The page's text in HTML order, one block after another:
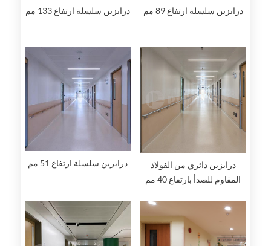
درابزين سلسلة ارتفاع 133 مم درابزين سلسلة ارتفاع 89 مم
درابزين سلسلة ارتفاع 51 مم
درابزين دائري من الفولاذ
المقاوم للصدأ بارتفاع 40 مم